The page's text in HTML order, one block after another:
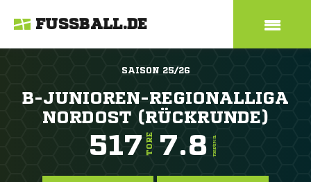
FUSSBALL.DE
SAISON 25/26
B-JUNIOREN-REGIONALLIGA
NORDOST (RÜCKRUNDE)
517 TORE 7.8 TORE/SPIEL